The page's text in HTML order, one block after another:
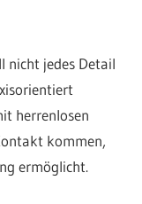
nicht jedes Detail
herrenlosen
kommen,
ermöglicht.